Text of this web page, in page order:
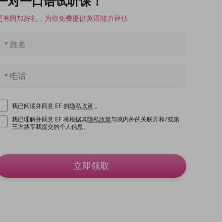
有附加好礼，为你免费提供英语能力评估
我已阅读并同意 EF 的隐私政策 。
我已理解并同意 EF 将根据其隐私政策与境内外的关联方和/或第
三方共享我提交的个人信息。
立即领取